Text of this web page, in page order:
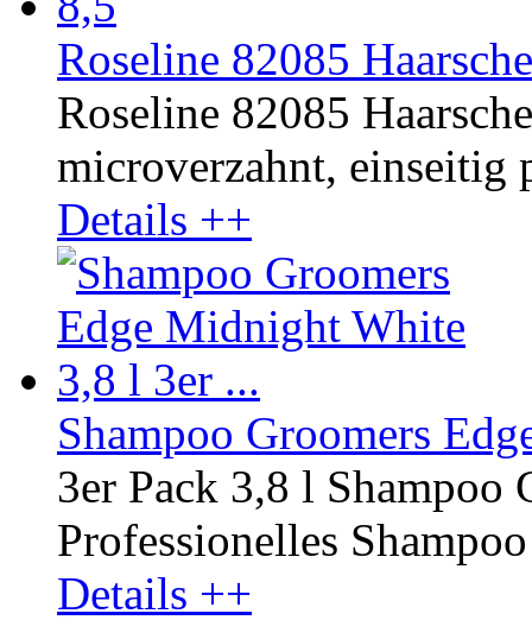
Roseline 82085
Roseline 82085
microverzahnt, einseitig
Details ++
Shampoo Groomers
3er Pack 3,8 l
Professionelles
Details ++